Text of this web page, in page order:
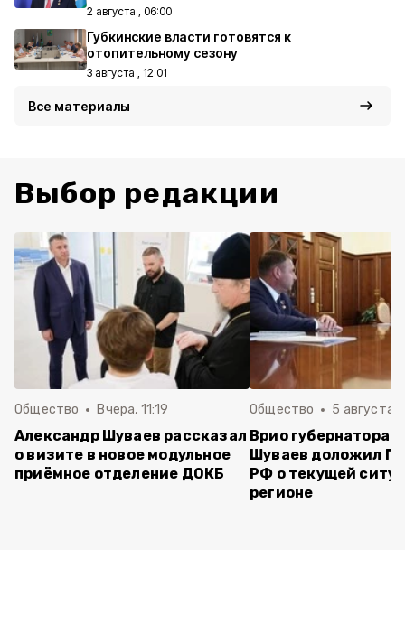
2 августа , 06:00
Губкинские власти готовятся к
отопительному сезону
3 августа , 12:01
Все материалы
Выбор редакции
Общество Вчера, 11:19
Александр Шуваев рассказал
о визите в новое модульное
приёмное отделение ДОКБ
Общество 5 августа ,
Врио губернатора
Шуваев доложил
РФ о текущей
регионе